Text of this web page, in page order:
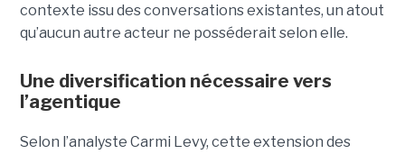
contexte issu des conversations existantes, un atout
qu’aucun autre acteur ne posséderait selon elle.
Une diversification nécessaire vers
l’agentique
Selon l’analyste Carmi Levy, cette extension des